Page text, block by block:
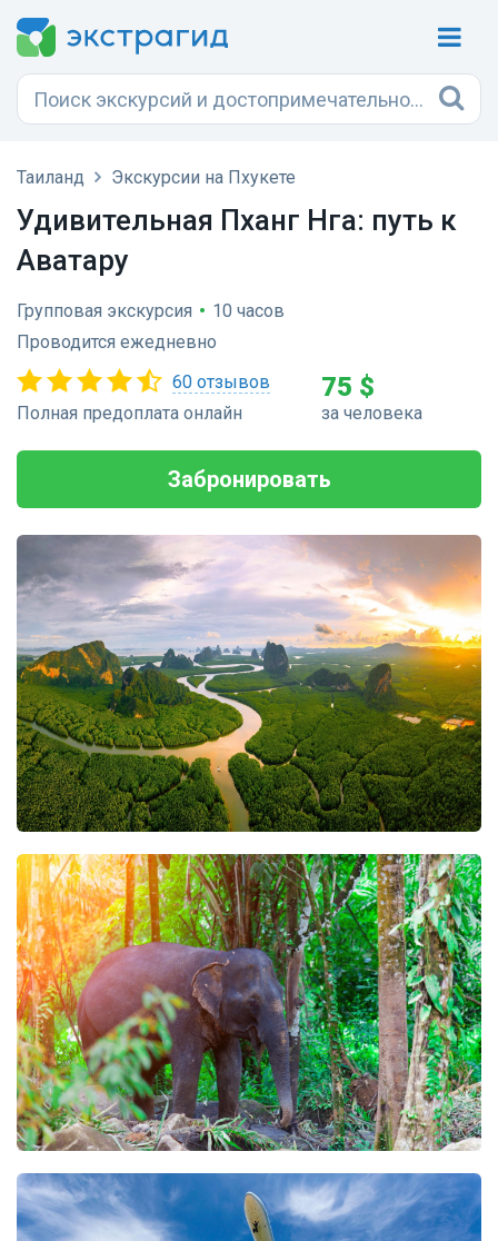
Таиланд Экскурсии на Пхукете
Удивительная Пханг Нга: путь к
Аватару
Групповая экскурсия • 10 часов
Проводится ежедневно
60 отзывов
Полная предоплата онлайн
75 $
за человека
Забронировать